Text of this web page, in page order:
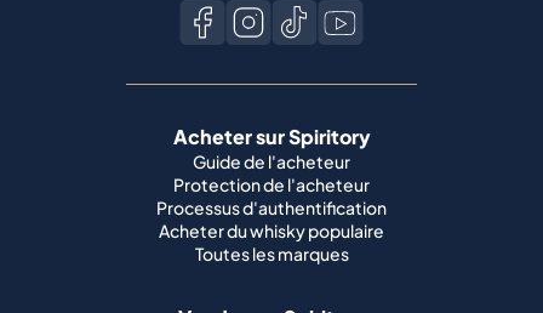
Acheter sur Spiritory
Guide de l'acheteur
Protection de l'acheteur
Processus d'authentification
Acheter du whisky populaire
Toutes les marques